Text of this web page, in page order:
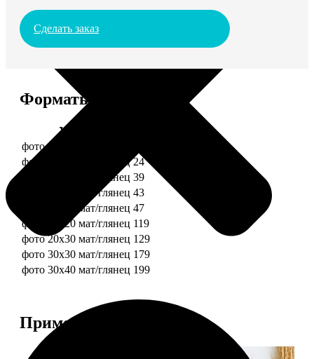
Сделать заказ
Форматы и цены
Услуга
фото 10х10 мат/глянец
фото 10х15 мат/глянец 24
фото 13х18 мат/глянец 39
фото 15х15 мат/глянец 43
фото 15х20 мат/глянец 47
фото 20х20 мат/глянец 119
фото 20х30 мат/глянец 129
фото 30х30 мат/глянец 179
фото 30х40 мат/глянец 199
Примеры работ